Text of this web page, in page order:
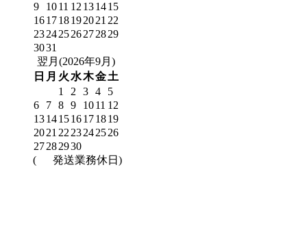
9
1011 12 131415
161718192021 22
23242526272829
3031
翌月(2026年9月)
日 月 火 水木金土
1
2 3 4
5
6
7 8 9 1011 12
13141516171819
2021 22 23242526
27282930
(
発送業務休日)